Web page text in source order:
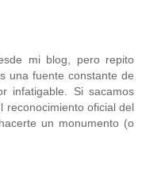
mi blog, pero repito
una fuente constante de
infatigable. Si sacamos
reconocimiento oficial del
un monumento (o